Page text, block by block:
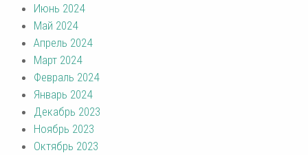
Июнь 2024
Май 2024
Апрель 2024
Март 2024
Февраль 2024
Январь 2024
Декабрь 2023
Ноябрь 2023
Октябрь 2023